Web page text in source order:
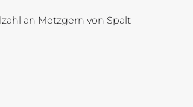
an Metzgern von Spalt